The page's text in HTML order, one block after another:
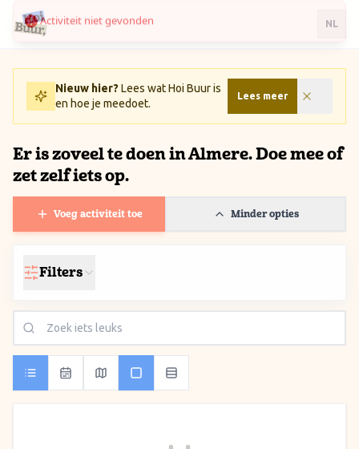
Ga naar inhoud / Skip to content
NL
Nieuw hier? Lees wat Hoi Buur is
en hoe je meedoet.
Lees meer
Er is zoveel te doen in Almere. Doe mee of
zet zelf iets op.
Voeg activiteit toe Minder opties
Filters